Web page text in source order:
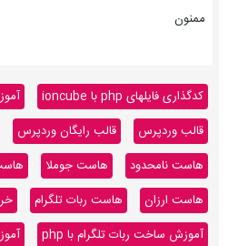
ممنون
کدگذاری فایلهای php با ioncube
قالب وردپرس
قالب رایگان وردپرس
هاست نامحدود
هاست جوملا
هاست ارزان
هاست ربات تلگرام
آموزش ساخت ربات تلگرام با php